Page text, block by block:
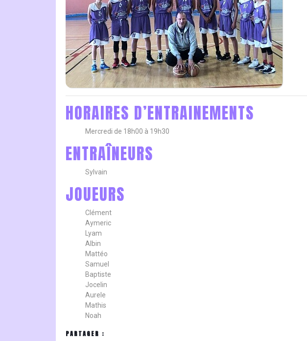
HORAIRES D’ENTRAINEMENTS
Mercredi de 18h00 à 19h30
ENTRAÎNEURS
Sylvain
JOUEURS
Clément
Aymeric
Lyam
Albin
Mattéo
Samuel
Baptiste
Jocelin
Aurele
Mathis
Noah
PARTAGER :